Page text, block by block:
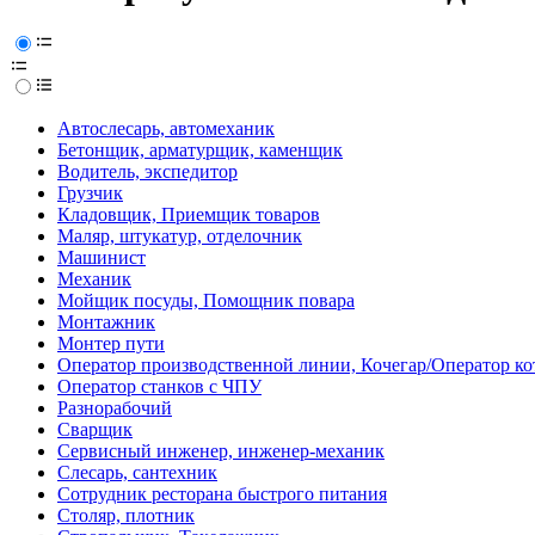
Автослесарь, автомеханик
Бетонщик, арматурщик, каменщик
Водитель, экспедитор
Грузчик
Кладовщик, Приемщик товаров
Маляр, штукатур, отделочник
Машинист
Механик
Мойщик посуды, Помощник повара
Монтажник
Монтер пути
Оператор производственной линии, Кочегар/Оператор
Оператор станков с ЧПУ
Разнорабочий
Сварщик
Сервисный инженер, инженер-механик
Слесарь, сантехник
Сотрудник ресторана быстрого питания
Столяр, плотник